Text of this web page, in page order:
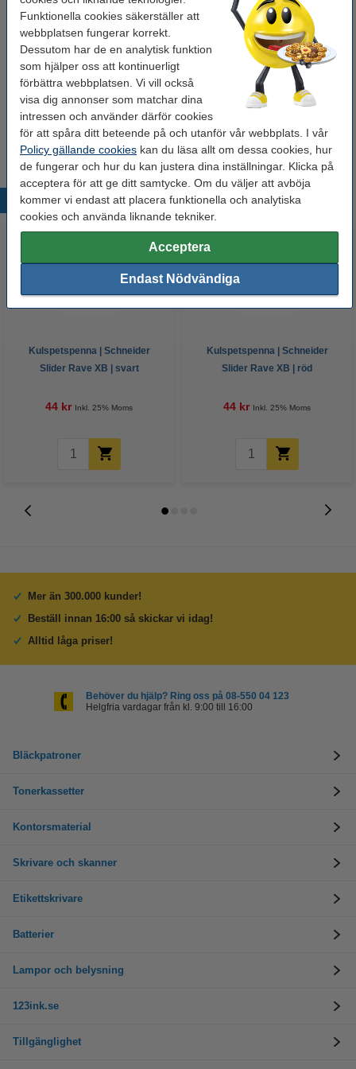
Funktionella cookies säkerställer att
webbplatsen fungerar korrekt.
Dessutom har de en analytisk funktion
som hjälper oss att kontinuerligt
förbättra webbplatsen. Vi vill också
visa dig annonser som matchar dina
intressen och använder därför cookies
för att spåra ditt beteende på och utanför vår webbplats. I vår
Policy gällande cookies kan du läsa allt om dessa cookies, hur
de fungerar och hur du kan justera dina inställningar. Klicka på
acceptera för att ge ditt samtycke. Om du väljer att avböja
kommer vi endast att placera funktionella och analytiska
cookies och använda liknande tekniker.
Acceptera
Endast Nödvändiga
195 kr
Glöm inte att beställa!
Refill | Schneider Slider 755 XB | blå
35 kr
Populära produkter
Kulspetspenna | Schneider
Slider Rave XB | svart
44 kr Inkl. 25% Moms
Kulspetspenna | Schneider
Slider Rave XB | röd
44 kr Inkl. 25% Moms
Mer än 300.000 kunder!
Beställ innan 16:00 så skickar vi idag!
Alltid låga priser!
Behöver du hjälp? Ring oss på 08-550 04 123
Helgfria vardagar från kl. 9:00 till 16:00
Bläckpatroner
Tonerkassetter
Kontorsmaterial
Skrivare och skanner
Etikettskrivare
Batterier
Lampor och belysning
123ink.se
Tillgänglighet